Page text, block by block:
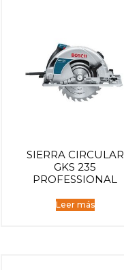
SIERRA CIRCULAR
GKS 235
PROFESSIONAL
Leer más